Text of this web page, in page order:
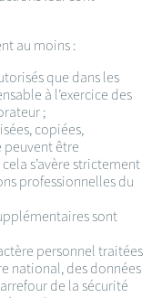
au moins :
que dans les
à l’exercice des
;
copiées,
peuvent être
s’avère strictement
professionnelles du
sont
personnel traitées
national, des données
de la sécurité